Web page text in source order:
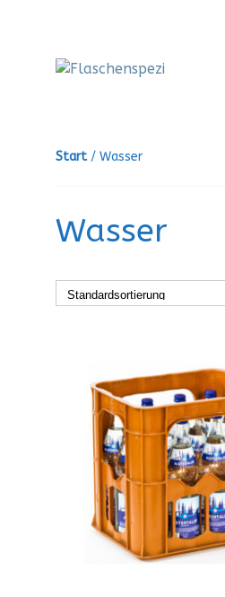
Start/ Wasser
Wasser